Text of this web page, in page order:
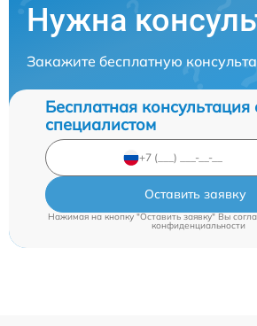
Нужна
Закажите бесплатную
Бесплатная консультация
специалистом
Оставить заявку
Нажимая на кнопку "Оставить заявку" Вы
конфиденциальности